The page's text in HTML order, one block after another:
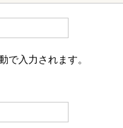
で入力されます。